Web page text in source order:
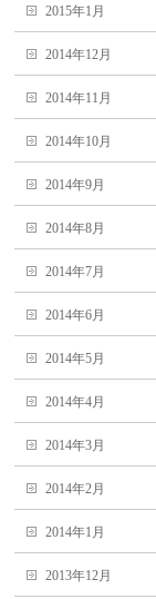
2015年1月
2014年12月
2014年11月
2014年10月
2014年9月
2014年8月
2014年7月
2014年6月
2014年5月
2014年4月
2014年3月
2014年2月
2014年1月
2013年12月